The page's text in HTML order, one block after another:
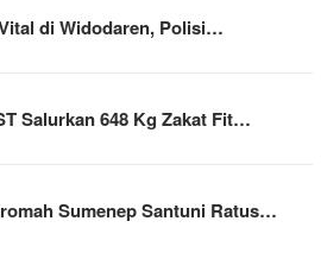
di Widodaren, Polisi…
Salurkan 648 Kg Zakat Fit…
Sumenep Santuni Ratus…